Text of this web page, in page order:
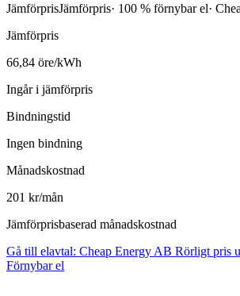
JämförprisJämförpris· 100 % förnybar el·
Jämförpris
66,84 öre/kWh
Ingår i jämförpris
Bindningstid
Ingen bindning
Månadskostnad
201 kr/mån
Jämförprisbaserad månadskostnad
Gå till elavtal: Cheap Energy AB Rörligt pris
Förnybar el